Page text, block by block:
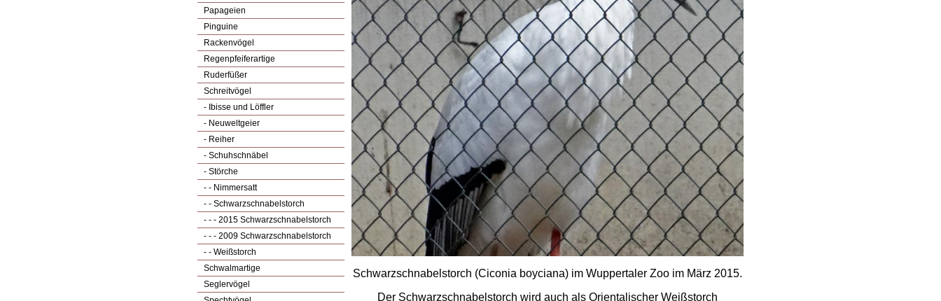
Papageien
Pinguine
Rackenvögel
Regenpfeiferartige
Ruderfüßer
Schreitvögel
- Ibisse und Löffler
- Neuweltgeier
- Reiher
- Schuhschnäbel
- Störche
- - Nimmersatt
- - Schwarzschnabelstorch
- - - 2015 Schwarzschnabelstorch
- - - 2009 Schwarzschnabelstorch
- - Weißstorch
Schwalmartige
Seglervögel
Schwarzschnabelstorch (Ciconia boyciana) im Wuppertaler Zoo im März 2015.
Der Schwarzschnabelstorch wird auch als Orientalischer Weißstorch